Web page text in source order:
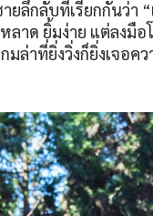
ายลึกลับที่เรียกกันว่า
ลาด ยิ้มง่าย แต่ลงมื
มล่าที่ยิ่งวิ่งก็ยิ่งเจอค